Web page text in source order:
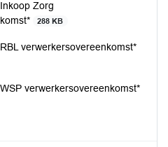
Zorg
288 KB
verwerkersovereenkomst*
verwerkersovereenkomst*